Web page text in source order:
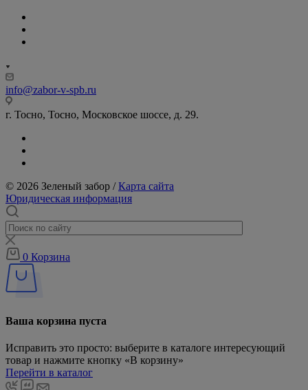
info@zabor-v-spb.ru
г. Тосно, Тосно, Московское шоссе, д. 29.
© 2026 Зеленый забор /Карта сайта
Юридическая информация
0 Корзина
Ваша корзина пуста
Исправить это просто: выберите в каталоге интересующий
товар и нажмите кнопку «В корзину»
Перейти в каталог